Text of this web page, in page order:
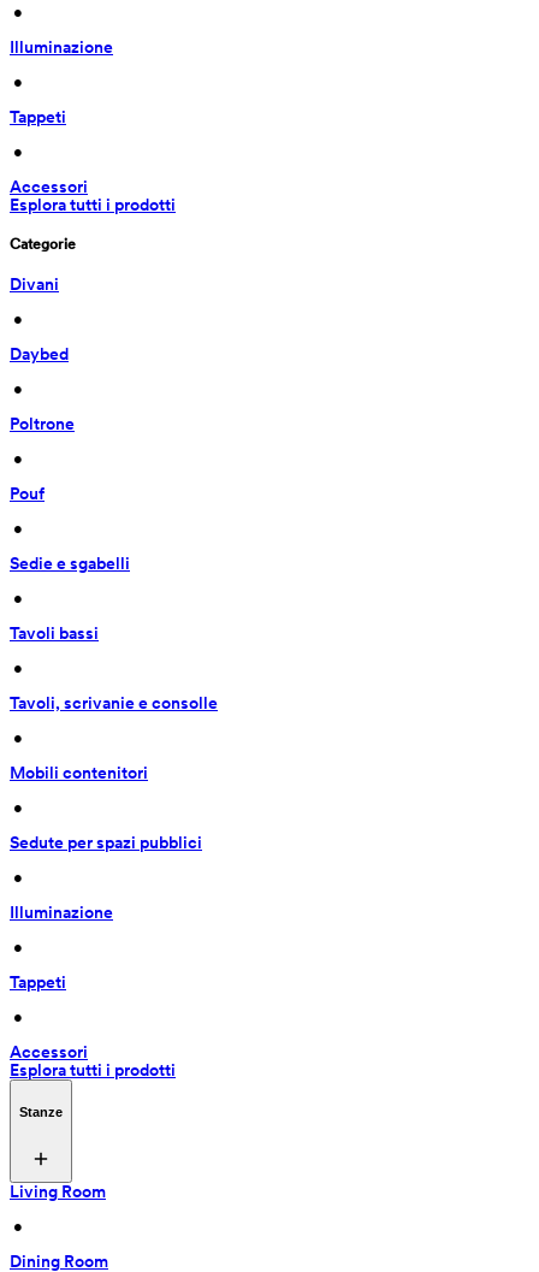
•
Illuminazione
•
Tappeti
•
Accessori
Esplora tutti i prodotti
Categorie
Divani
•
Daybed
•
Poltrone
•
Pouf
•
Sedie e sgabelli
•
Tavoli bassi
•
Tavoli, scrivanie e consolle
•
Mobili contenitori
•
Sedute per spazi pubblici
•
Illuminazione
•
Tappeti
•
Accessori
Esplora tutti i prodotti
Stanze
Living Room
•
Dining Room